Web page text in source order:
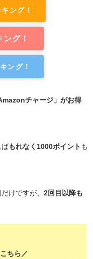
ング！
ング！
ング！
チャージ」がお得
ばもれなく1000ポイント も
けですが、 2回目以降も
ちら／